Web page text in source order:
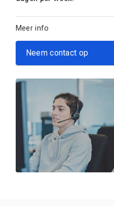
Meer info
Neem contact op